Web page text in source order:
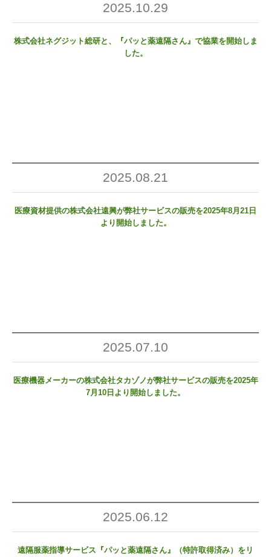
2025.10.29
株式会社ネグジット総研と、『パッと薬遠隔さん』で協業を開始しま
した。
2025.08.21
医療資材提供の株式会社遠興が弊社サービスの販売を2025年8月21日
より開始しました。
2025.07.10
医療機器メーカーの株式会社タカゾノが弊社サービスの販売を2025年
7⽉10⽇より開始しました。
2025.06.12
遠隔服薬指導サービス『パッと薬遠隔さん』（特許取得済み）をリ